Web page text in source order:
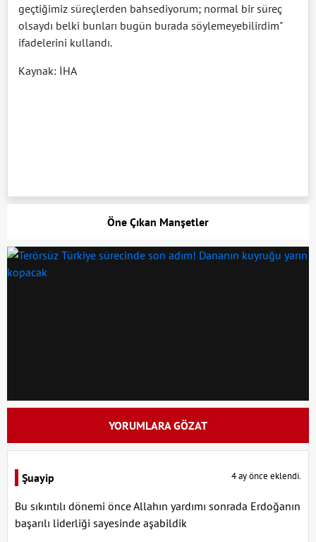
geçtiğimiz süreçlerden bahsediyorum; normal bir süreç
olsaydı belki bunları bugün burada söylemeyebilirdim"
ifadelerini kullandı.
Kaynak: İHA
Öne Çıkan Manşetler
YORUMLARA GÖZAT
Şuayip 4 ay önce eklendi.
Bu sıkıntılı dönemi önce Allahın yardımı sonrada Erdoğanın
başarılı liderliği sayesinde aşabildik